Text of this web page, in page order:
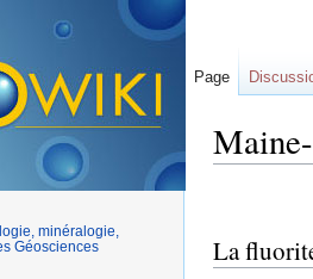
La
Page
minéralogie,
Géosciences